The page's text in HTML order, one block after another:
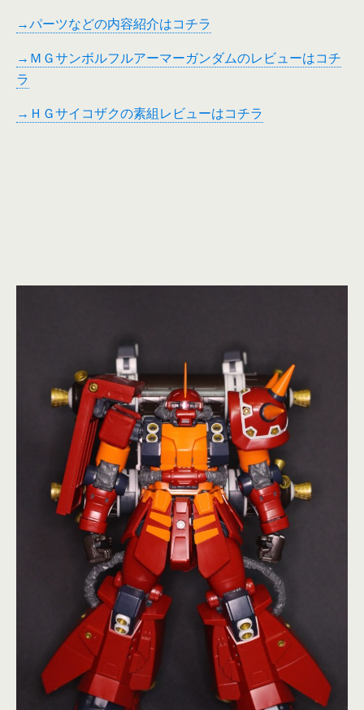
→パーツなどの内容紹介はコチラ
→ＭＧサンボルフルアーマーガンダムのレビューはコチ
ラ
→ＨＧサイコザクの素組レビューはコチラ